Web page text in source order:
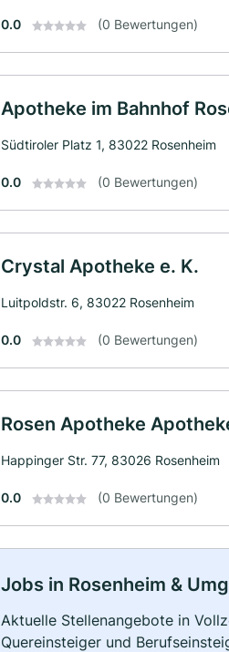
0.0 (0 Bewertungen)
Apotheke im Bahnhof
Südtiroler Platz 1, 83022 Rosenheim
0.0 (0 Bewertungen)
Crystal Apotheke e. K.
Luitpoldstr. 6, 83022 Rosenheim
0.0 (0 Bewertungen)
Rosen Apotheke
Happinger Str. 77, 83026 Rosenheim
0.0 (0 Bewertungen)
Jobs in Rosenheim &
Aktuelle Stellenangebote in
Quereinsteiger und